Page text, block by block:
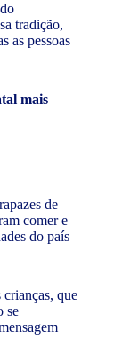
tradição,
as pessoas
mais
de
comer e
do país
crianças, que
se